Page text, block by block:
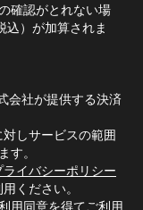
確認がとれない場
込）が加算されま
会社が提供する決済
対しサービスの範囲
す。
ライバシーポリシー
ください。
用同意を得てご利用